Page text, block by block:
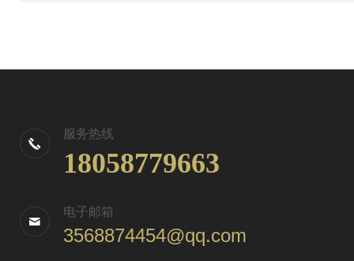
服务热线
18058779663
电子邮箱
3568874454@qq.com